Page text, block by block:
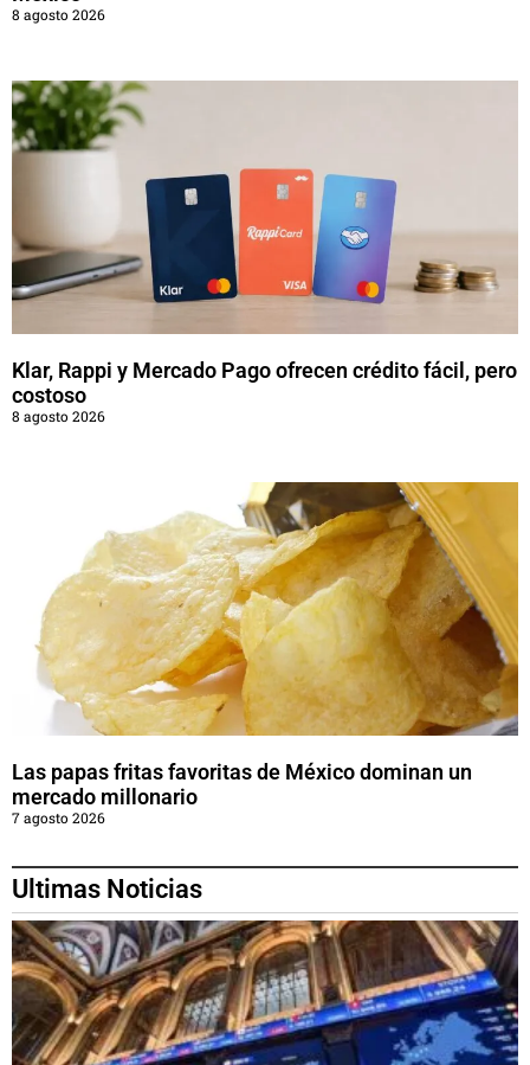
8 agosto 2026
Klar, Rappi y Mercado Pago ofrecen crédito fácil, pero
costoso
8 agosto 2026
Las papas fritas favoritas de México dominan un
mercado millonario
7 agosto 2026
Ultimas Noticias